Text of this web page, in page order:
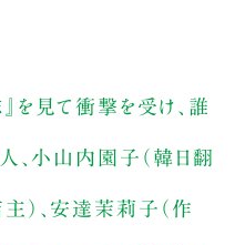
を見て衝撃を受け、誰
、小山内園子（韓日翻
）、安達茉莉子（作